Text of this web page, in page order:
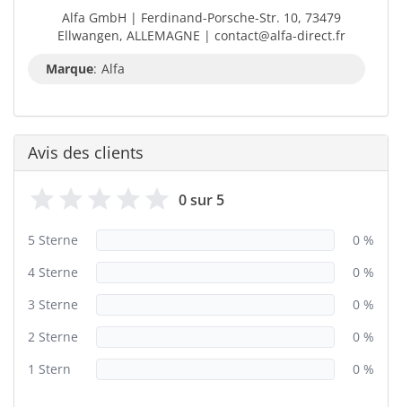
Alfa GmbH | Ferdinand-Porsche-Str. 10, 73479
Ellwangen, ALLEMAGNE | contact@alfa-direct.fr
Marque: Alfa
Avis des clients
0 sur 5
5 Sterne
0 %
4 Sterne
0 %
3 Sterne
0 %
2 Sterne
0 %
1 Stern
0 %